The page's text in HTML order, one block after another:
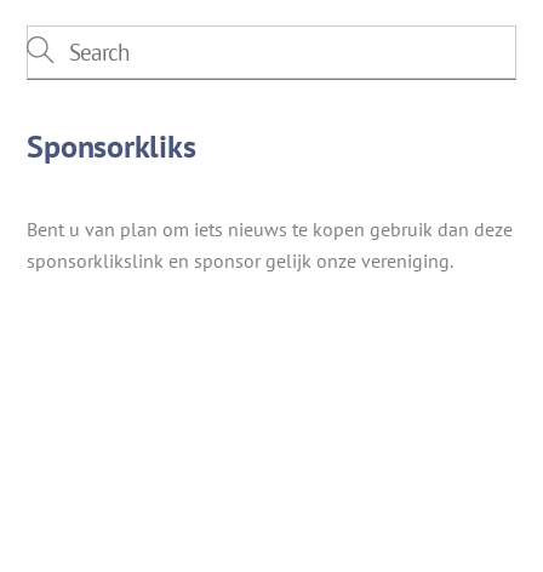
Sponsorkliks
Bent u van plan om iets nieuws te kopen gebruik dan deze
sponsorklikslink en sponsor gelijk onze vereniging.